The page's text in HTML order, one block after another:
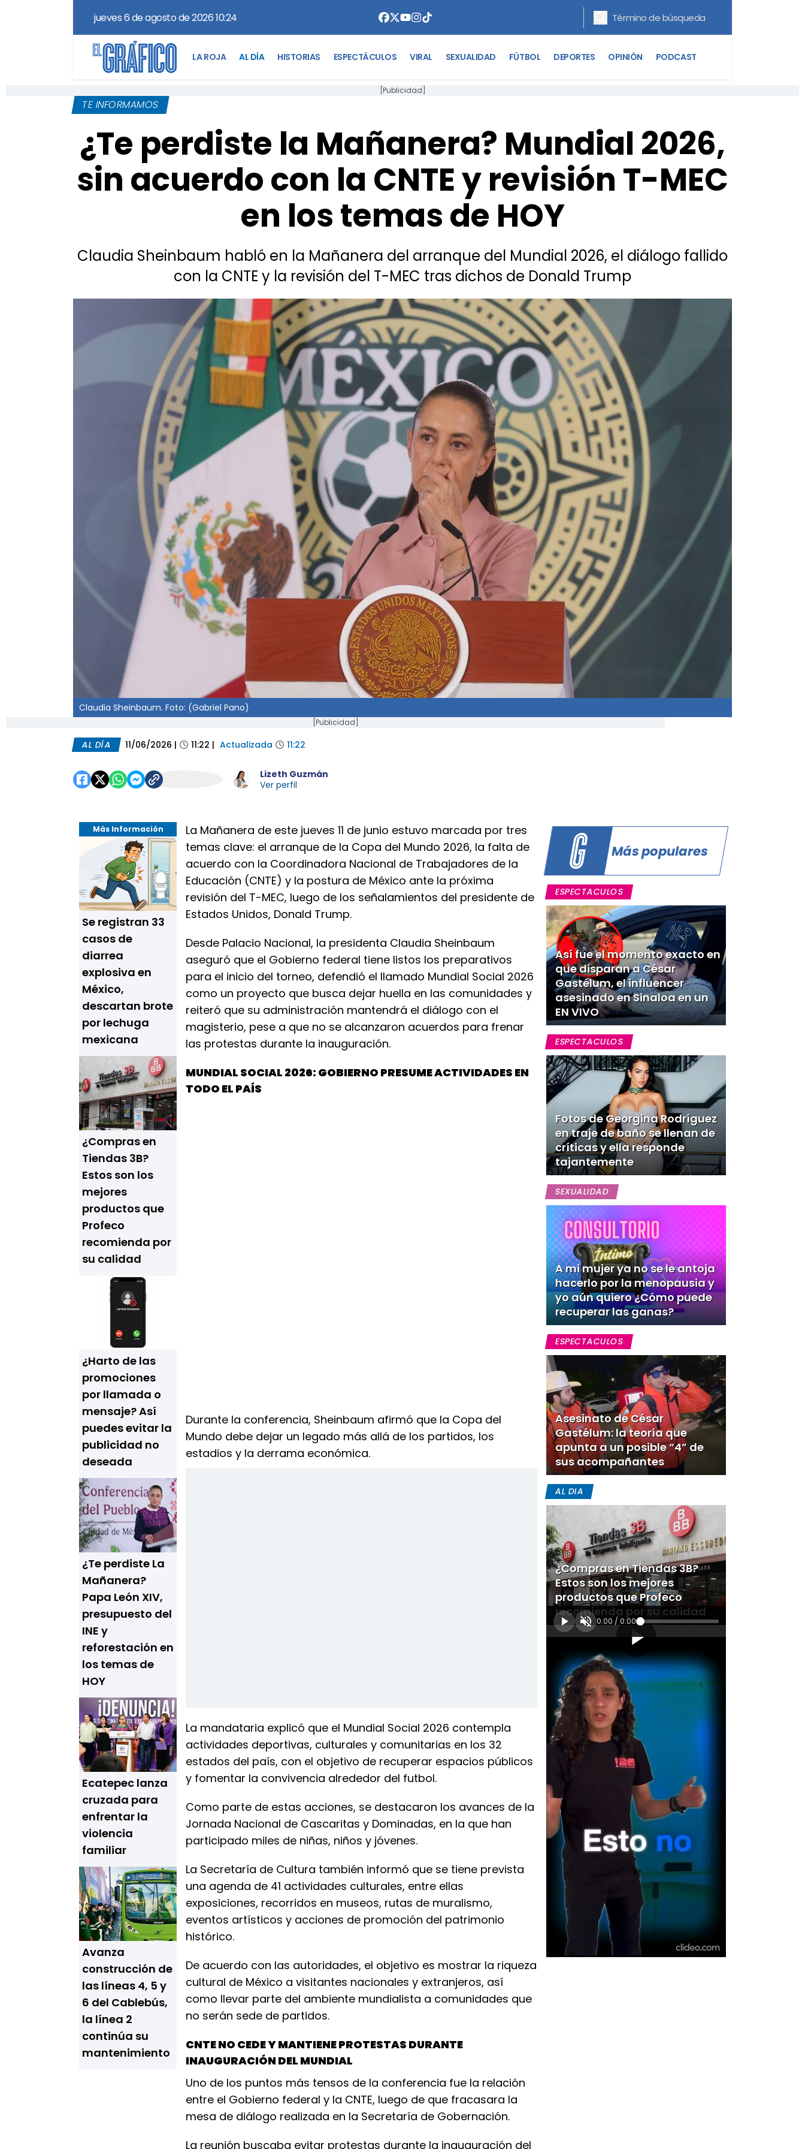
jueves 6 de agosto de 2026 10:24
LA ROJA AL DÍA HISTORIAS ESPECTÁCULOS VIRAL SEXUALIDAD FÚTBOL DEPORTES OPINIÓN PODCAST
[Publicidad]
TE INFORMAMOS
¿Te perdiste la Mañanera? Mundial 2026,
sin acuerdo con la CNTE y revisión T-MEC
en los temas de HOY
Claudia Sheinbaum habló en la Mañanera del arranque del Mundial 2026, el diálogo fallido
con la CNTE y la revisión del T-MEC tras dichos de Donald Trump
Claudia Sheinbaum. Foto: (Gabriel Pano)
[Publicidad]
AL DÍA 11/06/2026 | 11:22 | Actualizada 11:22
Lizeth Guzmán
Ver perfil
Más Información
Se registran 33
casos de
diarrea
explosiva en
México,
descartan brote
por lechuga
mexicana
¿Compras en
Tiendas 3B?
Estos son los
mejores
productos que
Profeco
recomienda por
su calidad
¿Harto de las
promociones
por llamada o
mensaje? Así
puedes evitar la
publicidad no
deseada
¿Te perdiste La
Mañanera?
Papa León XIV,
presupuesto del
INE y
reforestación en
los temas de
HOY
Ecatepec lanza
cruzada para
enfrentar la
violencia
familiar
Avanza
construcción de
las líneas 4, 5 y
6 del Cablebús,
la línea 2
continúa su
mantenimiento
La Mañanera de este jueves 11 de junio estuvo marcada por tres
temas clave: el arranque de la Copa del Mundo 2026, la falta de
acuerdo con la Coordinadora Nacional de Trabajadores de la
Educación (CNTE) y la postura de México ante la próxima
revisión del T-MEC, luego de los señalamientos del presidente de
Estados Unidos, Donald Trump.
Desde Palacio Nacional, la presidenta Claudia Sheinbaum
aseguró que el Gobierno federal tiene listos los preparativos
para el inicio del torneo, defendió el llamado Mundial Social 2026
como un proyecto que busca dejar huella en las comunidades y
reiteró que su administración mantendrá el diálogo con el
magisterio, pese a que no se alcanzaron acuerdos para frenar
las protestas durante la inauguración.
MUNDIAL SOCIAL 2026: GOBIERNO PRESUME ACTIVIDADES EN
TODO EL PAÍS
Durante la conferencia, Sheinbaum afirmó que la Copa del
Mundo debe dejar un legado más allá de los partidos, los
estadios y la derrama económica.
La mandataria explicó que el Mundial Social 2026 contempla
actividades deportivas, culturales y comunitarias en los 32
estados del país, con el objetivo de recuperar espacios públicos
y fomentar la convivencia alrededor del futbol.
Como parte de estas acciones, se destacaron los avances de la
Jornada Nacional de Cascaritas y Dominadas, en la que han
participado miles de niñas, niños y jóvenes.
La Secretaría de Cultura también informó que se tiene prevista
una agenda de 41 actividades culturales, entre ellas
exposiciones, recorridos en museos, rutas de muralismo,
eventos artísticos y acciones de promoción del patrimonio
histórico.
De acuerdo con las autoridades, el objetivo es mostrar la riqueza
cultural de México a visitantes nacionales y extranjeros, así
como llevar parte del ambiente mundialista a comunidades que
no serán sede de partidos.
CNTE NO CEDE Y MANTIENE PROTESTAS DURANTE
INAUGURACIÓN DEL MUNDIAL
Uno de los puntos más tensos de la conferencia fue la relación
entre el Gobierno federal y la CNTE, luego de que fracasara la
mesa de diálogo realizada en la Secretaría de Gobernación.
La reunión buscaba evitar protestas durante la inauguración del
Más populares
ESPECTACULOS
Así fue el momento exacto en
que disparan a César
Gastélum, el influencer
asesinado en Sinaloa en un
EN VIVO
ESPECTACULOS
Fotos de Georgina Rodríguez
en traje de baño se llenan de
críticas y ella responde
tajantemente
SEXUALIDAD
A mi mujer ya no se le antoja
hacerlo por la menopausia y
yo aún quiero ¿Cómo puede
recuperar las ganas?
ESPECTACULOS
Asesinato de César
Gastélum: la teoría que
apunta a un posible “4” de
sus acompañantes
AL DIA
¿Compras en Tiendas 3B?
Estos son los mejores
productos que Profeco
recomienda por su calidad
0:00 / 0:00
[Publicidad]